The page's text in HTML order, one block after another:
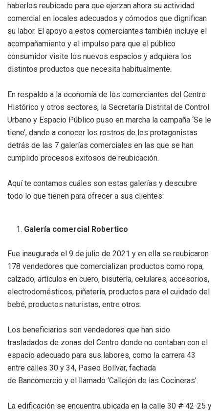
haberlos reubicado para que ejerzan ahora su actividad
comercial en locales adecuados y cómodos que dignifican
su labor. El apoyo a estos comerciantes también incluye el
acompañamiento y el impulso para que el público
consumidor visite los nuevos espacios y adquiera los
distintos productos que necesita habitualmente.
En respaldo a la economía de los comerciantes del Centro
Histórico y otros sectores, la Secretaría Distrital de Control
Urbano y Espacio Público puso en marcha la campaña ‘Se le
tiene’, dando a conocer los rostros de los protagonistas
detrás de las 7 galerías comerciales en las que se han
cumplido procesos exitosos de reubicación.
Aquí te contamos cuáles son estas galerías y descubre
todo lo que tienen para ofrecer a sus clientes:
Galería comercial Robertico
Fue inaugurada el 9 de julio de 2021 y en ella se reubicaron
178 vendedores que comercializan productos como ropa,
calzado, artículos en cuero, bisutería, celulares, accesorios,
electrodomésticos, piñatería, productos para el cuidado del
bebé, productos naturistas, entre otros.
Los beneficiarios son vendedores que han sido
trasladados de zonas del Centro donde no contaban con el
espacio adecuado para sus labores, como la carrera 43
entre calles 30 y 34, Paseo Bolívar, fachada
de Bancomercio y el llamado ‘Callejón de las Cocineras’.
La edificación se encuentra ubicada en la calle 30 # 42-25 y